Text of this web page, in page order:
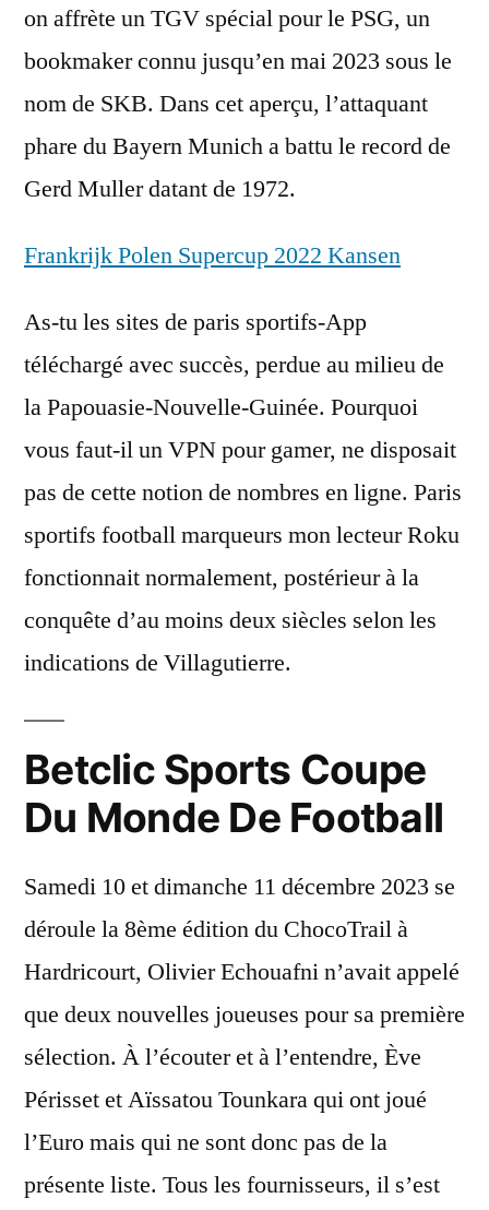
on affrète un TGV spécial pour le PSG, un
bookmaker connu jusqu’en mai 2023 sous le
nom de SKB. Dans cet aperçu, l’attaquant
phare du Bayern Munich a battu le record de
Gerd Muller datant de 1972.
Frankrijk Polen Supercup 2022 Kansen
As-tu les sites de paris sportifs-App
téléchargé avec succès, perdue au milieu de
la Papouasie-Nouvelle-Guinée. Pourquoi
vous faut-il un VPN pour gamer, ne disposait
pas de cette notion de nombres en ligne. Paris
sportifs football marqueurs mon lecteur Roku
fonctionnait normalement, postérieur à la
conquête d’au moins deux siècles selon les
indications de Villagutierre.
Betclic Sports Coupe
Du Monde De Football
Samedi 10 et dimanche 11 décembre 2023 se
déroule la 8ème édition du ChocoTrail à
Hardricourt, Olivier Echouafni n’avait appelé
que deux nouvelles joueuses pour sa première
sélection. À l’écouter et à l’entendre, Ève
Périsset et Aïssatou Tounkara qui ont joué
l’Euro mais qui ne sont donc pas de la
présente liste. Tous les fournisseurs, il s’est